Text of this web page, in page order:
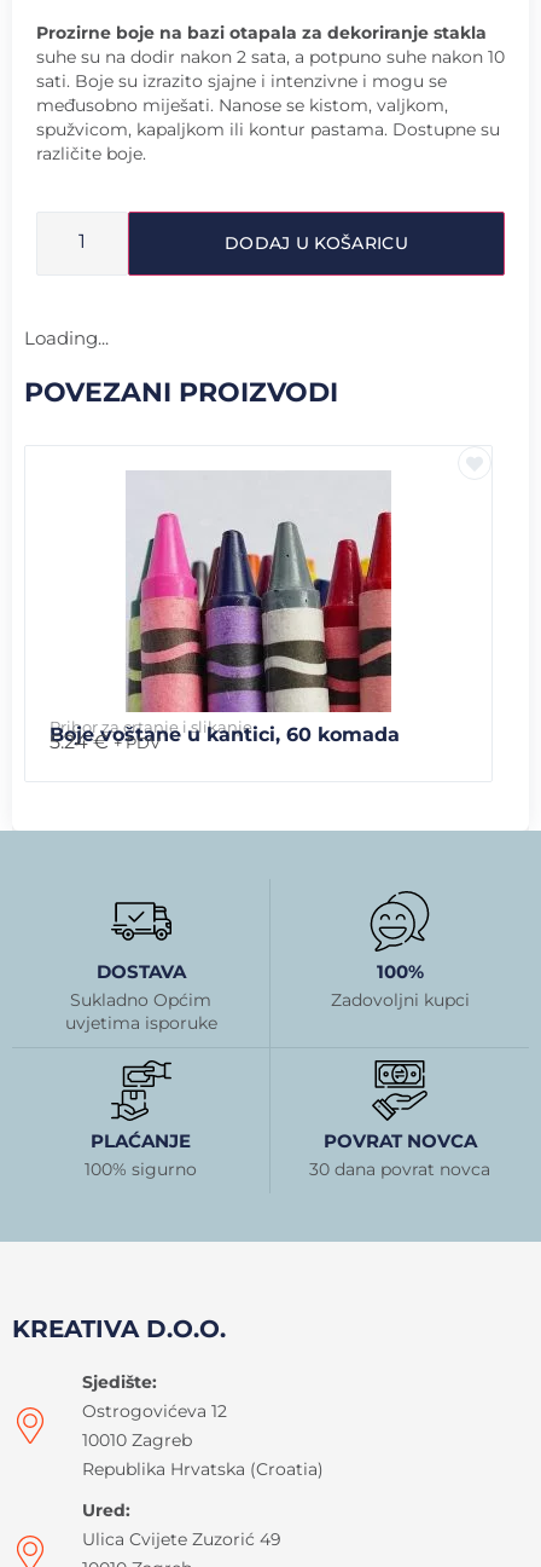
Prozirne boje na bazi otapala za dekoriranje stakla
suhe su na dodir nakon 2 sata, a potpuno suhe nakon 10
sati. Boje su izrazito sjajne i intenzivne i mogu se
međusobno miješati. Nanose se kistom, valjkom,
spužvicom, kapaljkom ili kontur pastama. Dostupne su
različite boje.
DODAJ U KOŠARICU
Loading...
POVEZANI PROIZVODI
Pribor za crtanje i slikanje
Boje voštane u kantici, 60 komada
5.24€ + PDV
DOSTAVA
Sukladno Općim
uvjetima isporuke
100%
Zadovoljni kupci
PLAĆANJE
100% sigurno
POVRAT NOVCA
30 dana povrat novca
KREATIVA D.O.O.
Sjedište:
Ostrogovićeva 12
10010 Zagreb
Republika Hrvatska (Croatia)
Ured:
Ulica Cvijete Zuzorić 49